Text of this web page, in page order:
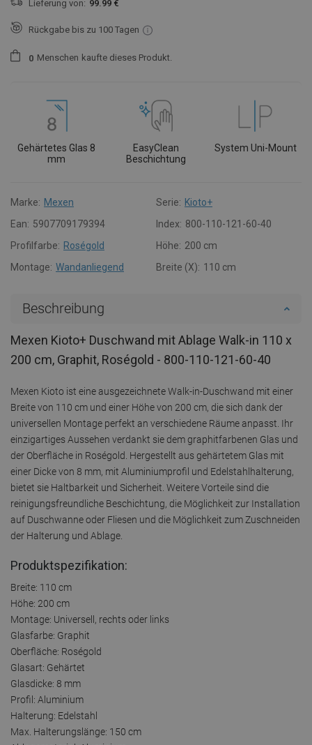
Lieferung von: 99.99 €
Rückgabe bis zu 100 Tagen
0 Menschen kaufte dieses Produkt.
Gehärtetes Glas 8
mm
EasyClean
Beschichtung
System Uni-Mount
Marke: Mexen Serie: Kioto+
Ean: 5907709179394 Index: 800-110-121-60-40
Profilfarbe: Roségold Höhe: 200 cm
Montage: Wandanliegend Breite (X): 110 cm
Beschreibung
Mexen Kioto+ Duschwand mit Ablage Walk-in 110 x
200 cm, Graphit, Roségold - 800-110-121-60-40
Mexen Kioto ist eine ausgezeichnete Walk-in-Duschwand mit einer
Breite von 110 cm und einer Höhe von 200 cm, die sich dank der
universellen Montage perfekt an verschiedene Räume anpasst. Ihr
einzigartiges Aussehen verdankt sie dem graphitfarbenen Glas und
der Oberfläche in Roségold. Hergestellt aus gehärtetem Glas mit
einer Dicke von 8 mm, mit Aluminiumprofil und Edelstahlhalterung,
bietet sie Haltbarkeit und Sicherheit. Weitere Vorteile sind die
reinigungsfreundliche Beschichtung, die Möglichkeit zur Installation
auf Duschwanne oder Fliesen und die Möglichkeit zum Zuschneiden
der Halterung und Ablage.
Produktspezifikation:
Breite: 110 cm
Höhe: 200 cm
Montage: Universell, rechts oder links
Glasfarbe: Graphit
Oberfläche: Roségold
Glasart: Gehärtet
Glasdicke: 8 mm
Profil: Aluminium
Halterung: Edelstahl
Max. Halterungslänge: 150 cm